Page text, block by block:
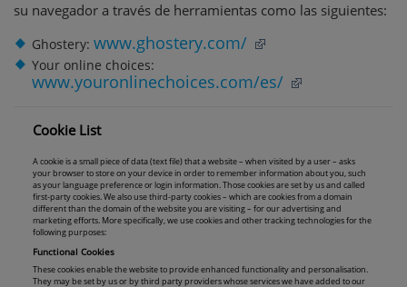
su navegador a través de herramientas como las siguientes:
Ghostery: www.ghostery.com/
Your online choices:
www.youronlinechoices.com/es/
Cookie List
A cookie is a small piece of data (text file) that a website – when visited by a user – asks
your browser to store on your device in order to remember information about you, such
as your language preference or login information. Those cookies are set by us and called
first-party cookies. We also use third-party cookies – which are cookies from a domain
different than the domain of the website you are visiting – for our advertising and
marketing efforts. More specifically, we use cookies and other tracking technologies for the
following purposes:
Functional Cookies
These cookies enable the website to provide enhanced functionality and personalisation.
They may be set by us or by third party providers whose services we have added to our